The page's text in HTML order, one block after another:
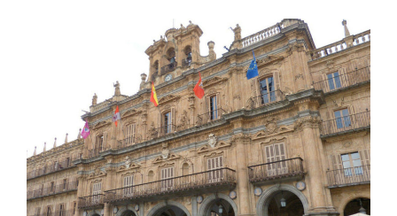
V Feria Europea del Queso 2026 en